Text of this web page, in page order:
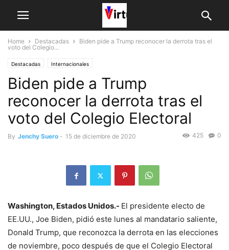
Home Destacadas
Biden pide a Trump reconocer la derrota tras el
voto del Colegio...
Destacadas Internacionales
Biden pide a Trump
reconocer la derrota tras el
voto del Colegio Electoral
By Jenchy Suero - 15 de diciembre de 2020 0
425
Washington, Estados Unidos.- El presidente electo de
EE.UU., Joe Biden, pidió este lunes al mandatario saliente,
Donald Trump, que reconozca la derrota en las elecciones
de noviembre, poco después de que el Colegio Electoral